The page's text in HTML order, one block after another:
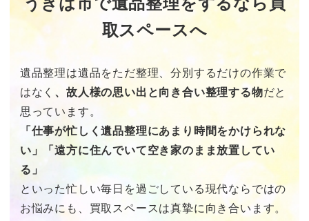
取スペースへ
遺品整理は遺品をただ整理、分別するだけの作業で
はなく 、故人様の思い出と向き合い整理する物だと
思っています。
「仕事が忙しく遺品整理にあまり時間をかけられな
い」「遠方に住んでいて空き家のまま放置してい
る」
といった忙しい毎日を過ごしている現代ならではの
お悩みにも、買取スペースは真摯に向き合います。